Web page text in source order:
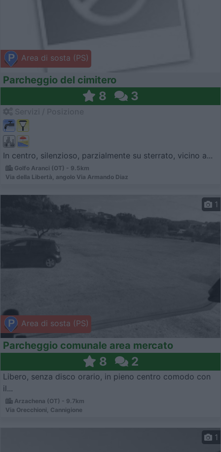
Area di sosta (PS)
Parcheggio del cimitero
8 3
In centro, silenzioso, parzialmente su sterrato, vicino a...
Golfo Aranci (OT) - 9.5km
Via della Libertà, angolo Via Armando Diaz
Area di sosta (PS)
1
Parcheggio comunale area mercato
8 2
Libero, senza disco orario, in pieno centro comodo con
il...
Arzachena (OT) - 9.7km
Via Orecchioni, Cannigione
1